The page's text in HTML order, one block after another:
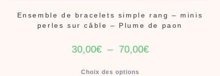
Ensemble de bracelets simple rang – minis
perles sur câble – Plume de paon
30,00€ – 70,00€
Choix des options